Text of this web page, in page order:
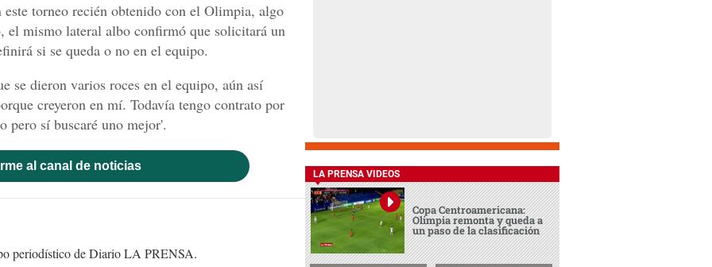
torneo recién obtenido con el Olimpia, algo
el mismo lateral albo confirmó que solicitará un
si se queda o no en el equipo.
se dieron varios roces en el equipo, aún así
creyeron en mí. Todavía tengo contrato por
pero sí buscaré uno mejor'.
al canal de noticias
periodístico de Diario LA PRENSA.
LA PRENSA VIDEOS
Copa Centroamericana:
Olimpia remonta y queda a
un paso de la clasificación